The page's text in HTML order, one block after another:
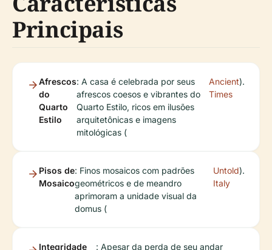
Principais
Afrescos
do
Quarto
Estilo
: A casa é celebrada por seus
afrescos coesos e vibrantes do
Quarto Estilo, ricos em ilusões
arquitetônicas e imagens
mitológicas (
Ancient
Times
).
Pisos de
Mosaico
: Finos mosaicos com padrões
geométricos e de meandro
aprimoram a unidade visual da
domus (
Untold
Italy
).
Integridade : Apesar da perda de seu andar